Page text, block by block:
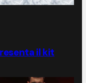
il kit